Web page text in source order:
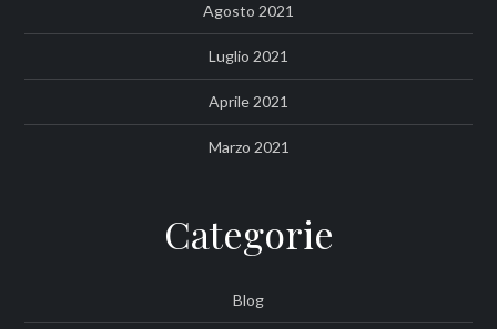
Agosto 2021
Luglio 2021
Aprile 2021
Marzo 2021
Categorie
Blog